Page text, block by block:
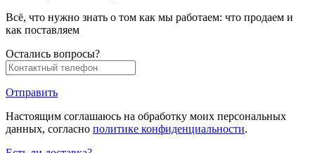
Всё, что нужно знать о том как мы работаем: что продаем и
как поставляем
Остались вопросы?
Отправить
Настоящим соглашаюсь на обработку моих персональных
данных, согласно политике конфиденциальности.